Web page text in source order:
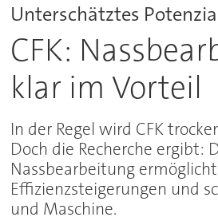
Unterschätztes
CFK:
klar im Vorteil
In der Regel wird CFK
Doch die Recherche ergibt:
Nassbearbeitung
Effizienzsteigerungen und
und Maschine.